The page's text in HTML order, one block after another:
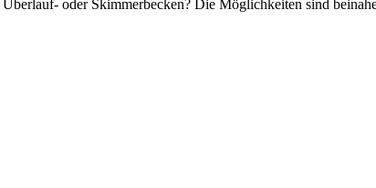
oder Skimmerbecken? Die Möglichkeiten sind